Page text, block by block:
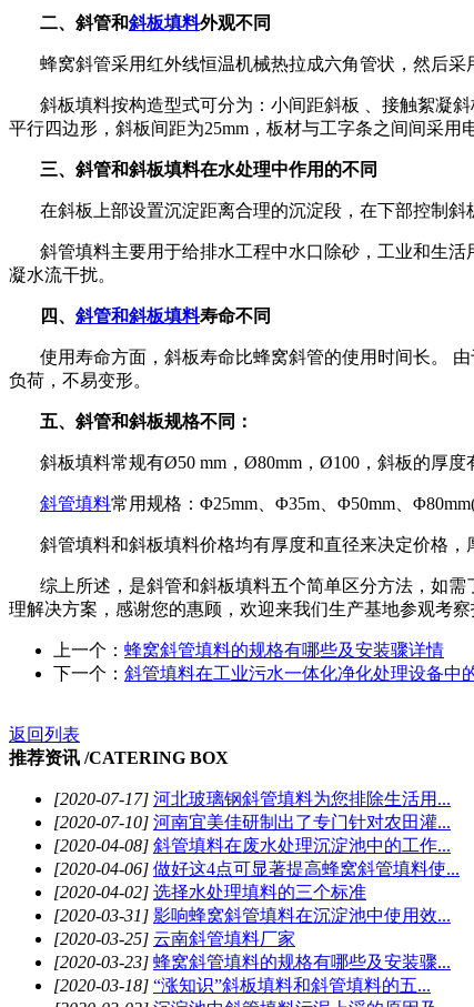
二、斜管和斜板填料外观不同
蜂窝斜管采用红外线恒温机械热拉成六角管状，然后采
斜板填料按构造型式可分为：小间距斜板 、接触絮凝
平行四边形，斜板间距为25mm ，板材与工字条之间间采用
三、斜管和斜板填料在水处理中作用的不同
在斜板上部设置沉淀距离合理的沉淀段，在下部控制
斜管填料主要用于给排水工程中水口除砂，工业和生
凝水流干扰。
四、 斜管和斜板填料寿命不同
使用寿命方面，斜板寿命比蜂窝斜管的使用时间长。
负荷，不易变形。
五、斜管和斜板规格不同：
斜板填料常规有Ø50 mm ， Ø80mm ， Ø100 ，斜板的厚度
斜管填料常用规格： Φ25mm 、Φ35m 、Φ50mm 、Φ
斜管填料和斜板填料价格均有厚度和直径来决定价格
综上所述，是斜管和斜板填料五个简单区分方法，如需
理解决方案，感谢您的惠顾，欢迎来我们生产基地参观考察
上一个： 蜂窝斜管填料的规格有哪些及安装骤详情
下一个： 斜管填料在工业污水一体化净化处理设备中
返回列表
推荐资讯 /CATERING BOX
[2020-07-17] 河北玻璃钢斜管填料为您排除生活用...
[2020-07-10] 河南宜美佳研制出了专门针对农田灌...
[2020-04-08] 斜管填料在废水处理沉淀池中的工作...
[2020-04-06] 做好这4点可显著提高蜂窝斜管填料使...
[2020-04-02] 选择水处理填料的三个标准
[2020-03-31] 影响蜂窝斜管填料在沉淀池中使用效...
[2020-03-25] 云南斜管填料厂家
[2020-03-23] 蜂窝斜管填料的规格有哪些及安装骤...
[2020-03-18] “涨知识”斜板填料和斜管填料的五...